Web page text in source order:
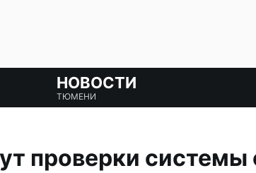
НОВОСТИ
ТЮМЕНИ
проверки системы